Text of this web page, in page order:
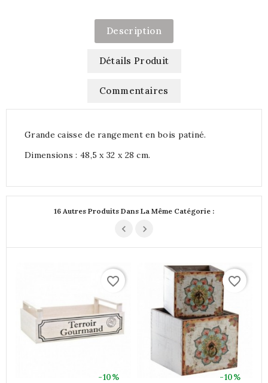
Description
Détails Produit
Commentaires
Grande caisse de rangement en bois patiné.
Dimensions : 48,5 x 32 x 28 cm.
16 Autres Produits Dans La Même Catégorie :
-10%
favorite_border
-10%
favorite_border